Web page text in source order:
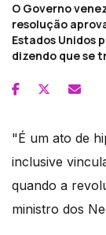
O Governo
resolução
Estados Unidos
dizendo que se
"É um ato de
inclusive
quando a
ministro dos